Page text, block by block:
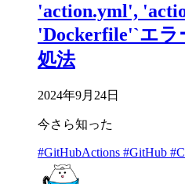
'action.yml',
'Dockerfile'`エラ
処法
2024年9月24日
今さら知った
#GitHubActions #GitHub